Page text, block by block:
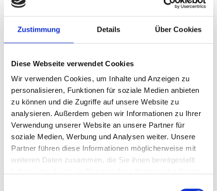
Zustimmung Details Über Cookies
Diese Webseite verwendet Cookies
Wir verwenden Cookies, um Inhalte und Anzeigen zu
personalisieren, Funktionen für soziale Medien anbieten
zu können und die Zugriffe auf unsere Website zu
analysieren. Außerdem geben wir Informationen zu Ihrer
Verwendung unserer Website an unsere Partner für
soziale Medien, Werbung und Analysen weiter. Unsere
Partner führen diese Informationen möglicherweise mit
weiteren Daten zusammen, die Sie ihnen bereitgestellt
Organisationsvorschlag zur
Gründung einer
Innovationsgesellschaft im Rahmen
des Wiederaufbaus des Ahrtals
Kreis Ahrweiler
Wilhelmstraße 24-30
53474 Bad Neuenahr-Ahrweiler